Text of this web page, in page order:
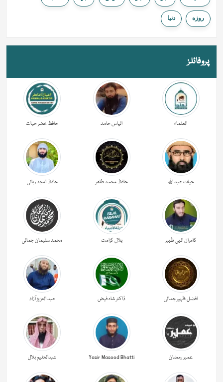
روزه دنيا
پروفائلز
العلماء الیاس حامد حافظ خضر حیات
حیات عبد اللہ حافظ محمد طاھر حافظ امجد ربانی
کامران الہی ظہیر بلال کرامت محمد سلیمان جمالی
افضل ظہیر جمالی ڈاکٹر شاہ فیض عبد العزیز آزاد
عمیر رمضان Yasir Masood Bhatti عبدالحليم بلال